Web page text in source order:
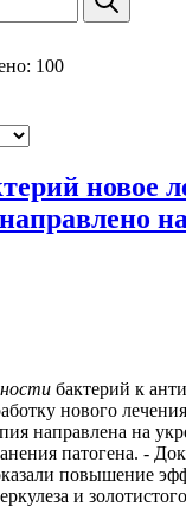
100
новое
бактерий к
нового
направлена на
патогена. -
повышение
и